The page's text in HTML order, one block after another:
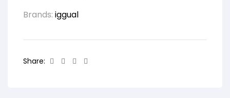
Brands: iggual
Share: Facebook
TwitterLinkedin